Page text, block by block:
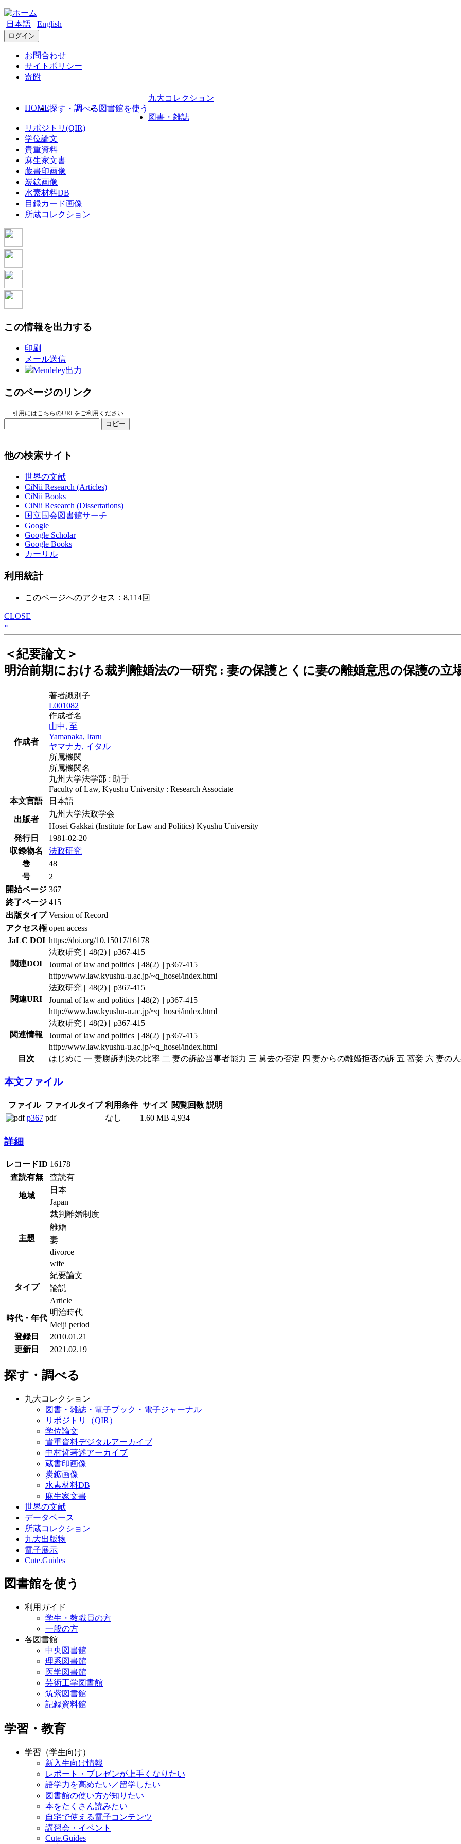
日本語 English
ログイン
お問合わせ
サイトポリシー
寄附
HOME探す・調べる 図書館を使う
九大コレクション
図書・雑誌
リポジトリ(QIR)
学位論文
貴重資料
麻生家文書
蔵書印画像
炭鉱画像
水素材料DB
目録カード画像
所蔵コレクション
この情報を出力する
印刷
メール送信
Mendeley出力
このページのリンク
引用にはこちらのURLをご利用ください
コピー
他の検索サイト
世界の文献
CiNii Research (Articles)
CiNii Books
CiNii Research (Dissertations)
国立国会図書館サーチ
Google
Google Scholar
Google Books
カーリル
利用統計
このページへのアクセス：8,114回
CLOSE
»
＜紀要論文＞
明治前期における裁判離婚法の一研究 : 妻の保護とくに妻の離婚意思の保護の立
作成者
著者識別子
L001082
作成者名
山中, 至
Yamanaka, Itaru
ヤマナカ, イタル
所属機関
所属機関名
九州大学法学部 : 助手
Faculty of Law, Kyushu University : Research Associate
本文言語
日本語
出版者
九州大学法政学会
Hosei Gakkai (Institute for Law and Politics) Kyushu University
発行日
1981-02-20
収録物名
法政研究
巻
48
号
2
開始ページ 367
終了ページ 415
出版タイプ Version of Record
アクセス権 open access
JaLC DOI https://doi.org/10.15017/16178
関連DOI
法政研究 || 48(2) || p367-415
Journal of law and politics || 48(2) || p367-415
http://www.law.kyushu-u.ac.jp/~q_hosei/index.html
関連URI
法政研究 || 48(2) || p367-415
Journal of law and politics || 48(2) || p367-415
http://www.law.kyushu-u.ac.jp/~q_hosei/index.html
関連情報
法政研究 || 48(2) || p367-415
Journal of law and politics || 48(2) || p367-415
http://www.law.kyushu-u.ac.jp/~q_hosei/index.html
目次
はじめに 一 妻勝訴判決の比率 二 妻の訴訟当事者能力 三 舅去の否定 四 妻からの離婚拒否の訴 五 蓄妾 六 妻の
本文ファイル
ファイル ファイルタイプ 利用条件 サイズ 閲覧回数 説明
p367
pdf なし 1.60 MB 4,934
詳細
レコードID 16178
査読有無
査読有
地域
日本
Japan
主題
裁判離婚制度
離婚
妻
divorce
wife
タイプ
紀要論文
論説
Article
時代・年代
明治時代
Meiji period
登録日
2010.01.21
更新日
2021.02.19
探す・調べる
九大コレクション
図書・雑誌・電子ブック・電子ジャーナル
リポジトリ（QIR）
学位論文
貴重資料デジタルアーカイブ
中村哲著述アーカイブ
蔵書印画像
炭鉱画像
水素材料DB
麻生家文書
世界の文献
データベース
所蔵コレクション
九大出版物
電子展示
Cute.Guides
図書館を使う
利用ガイド
学生・教職員の方
一般の方
各図書館
中央図書館
理系図書館
医学図書館
芸術工学図書館
筑紫図書館
記録資料館
学習・教育
学習（学生向け）
新入生向け情報
レポート・プレゼンが上手くなりたい
語学力を高めたい／留学したい
図書館の使い方が知りたい
本をたくさん読みたい
自宅で使える電子コンテンツ
講習会・イベント
Cute.Guides